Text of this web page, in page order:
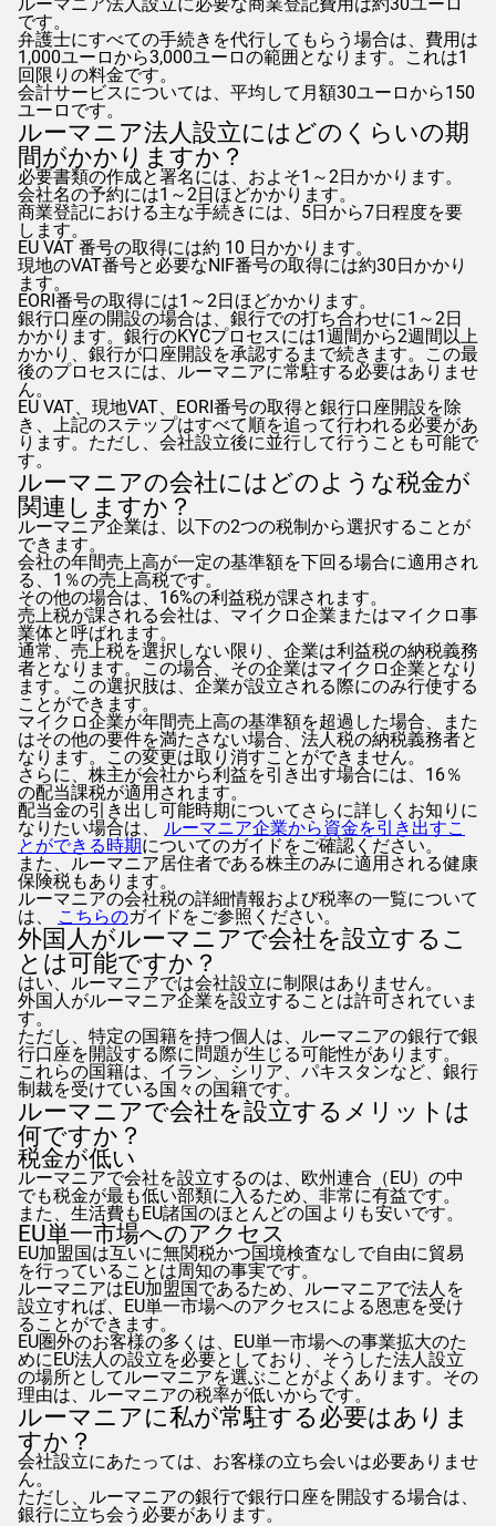
です。
弁護士にすべての手続きを代行してもらう場合は、費用は
1,000ユーロから3,000ユーロの範囲となります。これは1
回限りの料金です。
会計サービスについては、平均して月額30ユーロから150
ユーロです。
ルーマニア法人設立にはどのくらいの期
間がかかりますか？
必要書類の作成と署名には、およそ1～2日かかります。
会社名の予約には1～2日ほどかかります。
商業登記における主な手続きには、5日から7日程度を要
します。
EU VAT 番号の取得には約 10 日かかります。
現地のVAT番号と必要なNIF番号の取得には約30日かかり
ます。
EORI番号の取得には1～2日ほどかかります。
銀行口座の開設の場合は、銀行での打ち合わせに1～2日
かかります。銀行のKYCプロセスには1週間から2週間以上
かかり、銀行が口座開設を承認するまで続きます。この最
後のプロセスには、ルーマニアに常駐する必要はありませ
ん。
EU VAT、現地VAT、EORI番号の取得と銀行口座開設を除
き、上記のステップはすべて順を追って行われる必要があ
ります。ただし、会社設立後に並行して行うことも可能で
す。
ルーマニアの会社にはどのような税金が
関連しますか？
ルーマニア企業は、以下の2つの税制から選択することが
できます。
会社の年間売上高が一定の基準額を下回る場合に適用され
る、1％の売上高税です。
その他の場合は、16%の利益税が課されます。
売上税が課される会社は、マイクロ企業またはマイクロ事
業体と呼ばれます。
通常、売上税を選択しない限り、企業は利益税の納税義務
者となります。この場合、その企業はマイクロ企業となり
ます。この選択肢は、企業が設立される際にのみ行使する
ことができます。
マイクロ企業が年間売上高の基準額を超過した場合、また
はその他の要件を満たさない場合、法人税の納税義務者と
なります。この変更は取り消すことができません。
さらに、株主が会社から利益を引き出す場合には、16％
の配当課税が適用されます。
配当金の引き出し可能時期についてさらに詳しくお知りに
なりたい場合は、 ルーマニア企業から資金を引き出すこ
とができる時期についてのガイドをご確認ください。
また、ルーマニア居住者である株主のみに適用される健康
保険税もあります。
ルーマニアの会社税の詳細情報および税率の一覧について
は、
こちらのガイドをご参照ください。
外国人がルーマニアで会社を設立するこ
とは可能ですか？
はい、ルーマニアでは会社設立に制限はありません。
外国人がルーマニア企業を設立することは許可されていま
す。
ただし、特定の国籍を持つ個人は、ルーマニアの銀行で銀
行口座を開設する際に問題が生じる可能性があります。
これらの国籍は、イラン、シリア、パキスタンなど、銀行
制裁を受けている国々の国籍です。
ルーマニアで会社を設立するメリットは
何ですか？
税金が低い
ルーマニアで会社を設立するのは、欧州連合（EU）の中
でも税金が最も低い部類に入るため、非常に有益です。
また、生活費もEU諸国のほとんどの国よりも安いです。
EU単一市場へのアクセス
EU加盟国は互いに無関税かつ国境検査なしで自由に貿易
を行っていることは周知の事実です。
ルーマニアはEU加盟国であるため、ルーマニアで法人を
設立すれば、EU単一市場へのアクセスによる恩恵を受け
ることができます。
EU圏外のお客様の多くは、EU単一市場への事業拡大のた
めにEU法人の設立を必要としており、そうした法人設立
の場所としてルーマニアを選ぶことがよくあります。その
理由は、ルーマニアの税率が低いからです。
ルーマニアに私が常駐する必要はありま
すか？
会社設立にあたっては、お客様の立ち会いは必要ありませ
ん。
ただし、ルーマニアの銀行で銀行口座を開設する場合は、
銀行に立ち会う必要があります。